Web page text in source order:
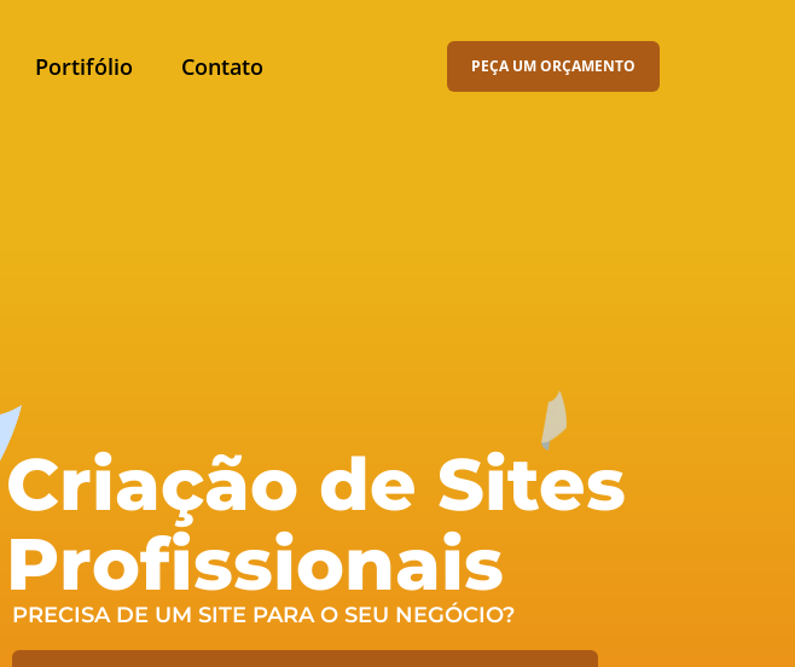
Portifólio Contato PEÇA UM ORÇAMENTO
Criação de Sites
Profissionais
PRECISA DE UM SITE PARA O SEU NEGÓCIO?